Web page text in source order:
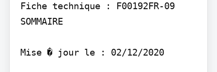
Fiche technique : F00192FR-09
SOMMAIRE
Mise � jour le : 02/12/2020